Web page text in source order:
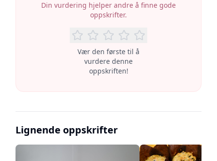
Din vurdering hjelper andre å finne gode
oppskrifter.
Vær den første til å
vurdere denne
oppskriften!
Lignende oppskrifter